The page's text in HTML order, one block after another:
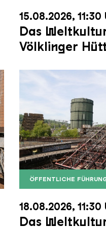
15.08.2026, 11:30
Das
Völklinger
mit dem
Hütte | Karl Heinrich
ÖFFENTLICHE
Der
Copyright:
18.08.2026, 11:30
Das